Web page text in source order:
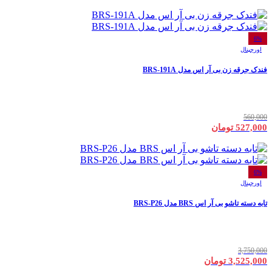
6%
اورجینال
فندک جرقه زن بی آر اس مدل BRS-191A
560,000
527,000 تومان
6%
اورجینال
تابه دسته تاشو بی آر اس BRS مدل BRS-P26
3,750,000
3,525,000 تومان